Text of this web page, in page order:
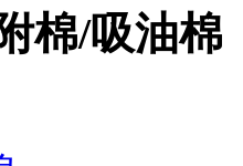
棉/吸油棉